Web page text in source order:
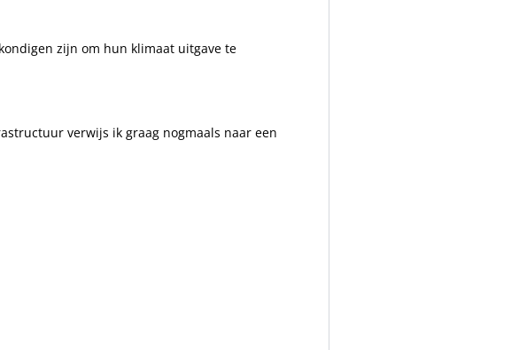
zijn om hun klimaat uitgave te
verwijs ik graag nogmaals naar een